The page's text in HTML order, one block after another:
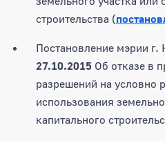
строительства (
Постановление мэрии г.
27.10.2015 Об отказе в
разрешений на условно
использования
капитального